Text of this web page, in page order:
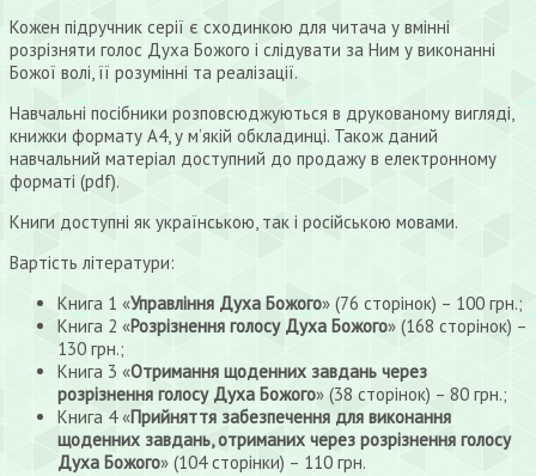
Кожен підручник серії є сходинкою для читача у вмінні
розрізняти голос Духа Божого і слідувати за Ним у виконанні
Божої волі, її розумінні та реалізації.
Навчальні посібники розповсюджуються в друкованому вигляді,
книжки формату А4, у м’якій обкладинці. Також даний
навчальний матеріал доступний до продажу в електронному
форматі (pdf).
Книги доступні як українською, так і російською мовами.
Вартість літератури:
Книга 1 «Управління Духа Божого» (76 сторінок) – 100 грн.;
Книга 2 «Розрізнення голосу Духа Божого» (168 сторінок) –
130 грн.;
Книга 3 «Отримання щоденних завдань через
розрізнення голосу Духа Божого» (38 сторінок) – 80 грн.;
Книга 4 «Прийняття забезпечення для виконання
щоденних завдань, отриманих через розрізнення голосу
Духа Божого» (104 сторінки) – 110 грн.